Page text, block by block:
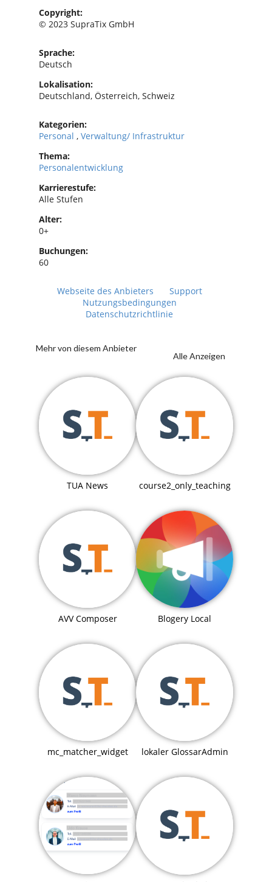
Copyright:
© 2023 SupraTix GmbH
Sprache:
Deutsch
Lokalisation:
Deutschland, Österreich, Schweiz
Kategorien:
Personal , Verwaltung/ Infrastruktur
Thema:
Personalentwicklung
Karrierestufe:
Alle Stufen
Alter:
0+
Buchungen:
60
Webseite des Anbieters
Support
Nutzungsbedingungen
Datenschutzrichtlinie
Mehr von diesem Anbieter
Alle Anzeigen
TUA News course2_only_teaching
AVV Composer Blogery Local
mc_matcher_widget lokaler GlossarAdmin